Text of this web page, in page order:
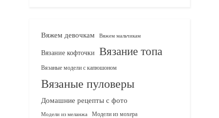
Вяжем девочкам Вяжем мальчикам
Вязание кофточки Вязание топа
Вязаные модели с капюшоном
Вязаные пуловеры
Домашние рецепты с фото
Модели из меланжа Модели из мохера